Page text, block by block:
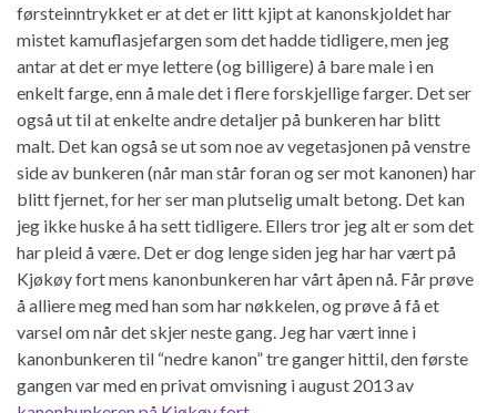
førsteinntrykket er at det er litt kjipt at kanonskjoldet har
mistet kamuflasjefargen som det hadde tidligere, men jeg
antar at det er mye lettere (og billigere) å bare male i en
enkelt farge, enn å male det i flere forskjellige farger. Det ser
også ut til at enkelte andre detaljer på bunkeren har blitt
malt. Det kan også se ut som noe av vegetasjonen på venstre
side av bunkeren (når man står foran og ser mot kanonen) har
blitt fjernet, for her ser man plutselig umalt betong. Det kan
jeg ikke huske å ha sett tidligere. Ellers tror jeg alt er som det
har pleid å være. Det er dog lenge siden jeg har har vært på
Kjøkøy fort mens kanonbunkeren har vårt åpen nå. Får prøve
å alliere meg med han som har nøkkelen, og prøve å få et
varsel om når det skjer neste gang. Jeg har vært inne i
kanonbunkeren til “nedre kanon” tre ganger hittil, den første
gangen var med en privat omvisning i august 2013 av